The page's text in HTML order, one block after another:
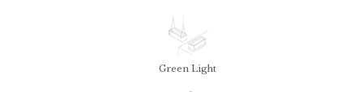
Green Light